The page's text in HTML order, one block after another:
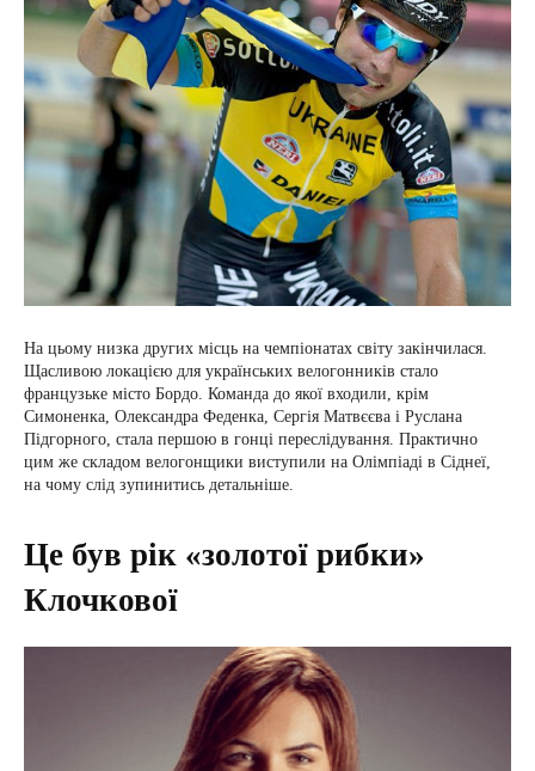
На цьому низка других місць на чемпіонатах світу закінчилася.
Щасливою локацією для українських велогонників стало
французьке місто Бордо. Команда до якої входили, крім
Симоненка, Олександра Феденка, Сергія Матвєєва і Руслана
Підгорного, стала першою в гонці переслідування. Практично
цим же складом велогонщики виступили на Олімпіаді в Сіднеї,
на чому слід зупинитись детальніше.
Це був рік «золотої рибки»
Клочкової